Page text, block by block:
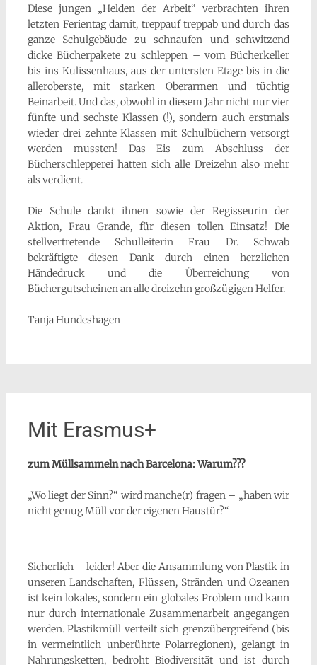
Diese jungen „Helden der Arbeit“ verbrachten ihren
letzten Ferientag damit, treppauf treppab und durch das
ganze Schulgebäude zu schnaufen und schwitzend
dicke Bücherpakete zu schleppen – vom Bücherkeller
bis ins Kulissenhaus, aus der untersten Etage bis in die
alleroberste, mit starken Oberarmen und tüchtig
Beinarbeit. Und das, obwohl in diesem Jahr nicht nur vier
fünfte und sechste Klassen (!), sondern auch erstmals
wieder drei zehnte Klassen mit Schulbüchern versorgt
werden mussten! Das Eis zum Abschluss der
Bücherschlepperei hatten sich alle Dreizehn also mehr
als verdient.
Die Schule dankt ihnen sowie der Regisseurin der
Aktion, Frau Grande, für diesen tollen Einsatz! Die
stellvertretende Schulleiterin Frau Dr. Schwab
bekräftigte diesen Dank durch einen herzlichen
Händedruck und die Überreichung von
Büchergutscheinen an alle dreizehn großzügigen Helfer.
Tanja Hundeshagen
Mit Erasmus+
zum Müllsammeln nach Barcelona: Warum???
„Wo liegt der Sinn?“ wird manche(r) fragen – „haben wir
nicht genug Müll vor der eigenen Haustür?“
Sicherlich – leider! Aber die Ansammlung von Plastik in
unseren Landschaften, Flüssen, Stränden und Ozeanen
ist kein lokales, sondern ein globales Problem und kann
nur durch internationale Zusammenarbeit angegangen
werden. Plastikmüll verteilt sich grenzübergreifend (bis
in vermeintlich unberührte Polarregionen), gelangt in
Nahrungsketten, bedroht Biodiversität und ist durch